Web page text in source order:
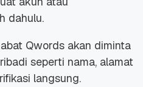
dahulu.
Qwords akan diminta
seperti nama, alamat
langsung.